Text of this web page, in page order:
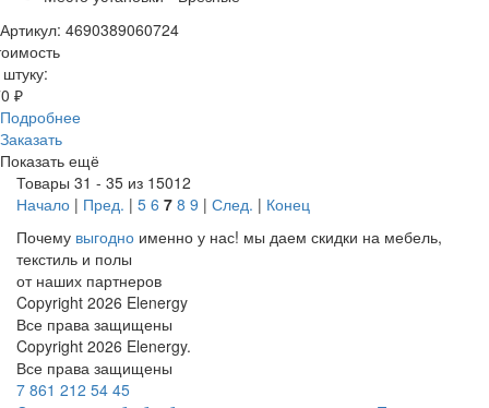
Артикул: 4690389060724
₽
Подробнее
Заказать
Показать ещё
Товары 31 - 35 из 15012
Начало | Пред. | 5 6 7 8 9 | След. | Конец
Почему выгодно именно у нас! мы даем скидки на мебель,
текстиль и полы
от наших партнеров
Copyright 2026 Elenergy
Все права защищены
Copyright 2026 Elenergy.
Все права защищены
7 861 212 54 45